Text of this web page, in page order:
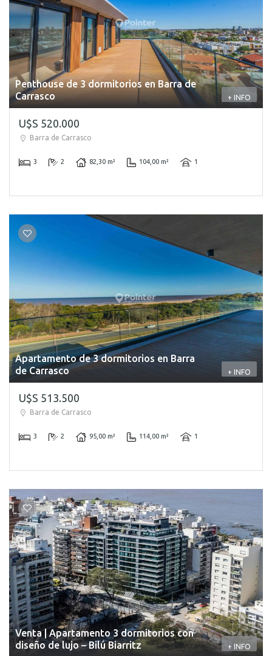
Penthouse de 3 dormitorios en Barra de
Carrasco
+ INFO
U$S 520.000
Barra de Carrasco
3 2 82,30 m² 104,00 m² 1
Apartamento de 3 dormitorios en Barra
de Carrasco
+ INFO
U$S 513.500
Barra de Carrasco
3 2 95,00 m² 114,00 m² 1
Venta | Apartamento 3 dormitorios con
diseño de lujo – Bilú Biarritz
+ INFO